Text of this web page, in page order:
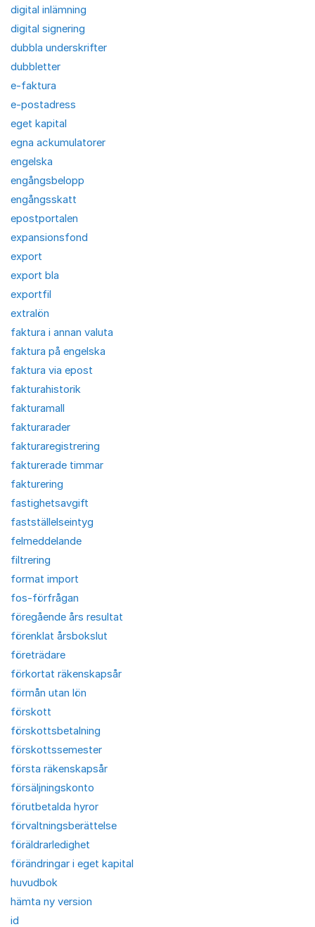
digital inlämning
digital signering
dubbla underskrifter
dubbletter
e-faktura
e-postadress
eget kapital
egna ackumulatorer
engelska
engångsbelopp
engångsskatt
epostportalen
expansionsfond
export
export bla
exportfil
extralön
faktura i annan valuta
faktura på engelska
faktura via epost
fakturahistorik
fakturamall
fakturarader
fakturaregistrering
fakturerade timmar
fakturering
fastighetsavgift
fastställelseintyg
felmeddelande
filtrering
format import
fos-förfrågan
föregående års resultat
förenklat årsbokslut
företrädare
förkortat räkenskapsår
förmån utan lön
förskott
förskottsbetalning
förskottssemester
första räkenskapsår
försäljningskonto
förutbetalda hyror
förvaltningsberättelse
föräldrarledighet
förändringar i eget kapital
huvudbok
hämta ny version
id